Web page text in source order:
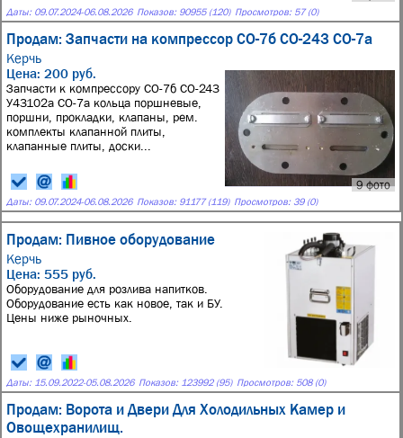
Даты: 09.07.2024-06.08.2026 Показов: 90955 (120) Просмотров: 57 (0)
Продам: Запчасти на компрессор СО-7б СО-243 СО-7а
Керчь
9 фото
Цена: 200 руб.
Запчасти к компрессору СО-7б СО-243
У43102а СО-7а кольца поршневые,
поршни, прокладки, клапаны, рем.
комплекты клапанной плиты,
клапанные плиты, доски...
Даты: 09.07.2024-06.08.2026 Показов: 91177 (119) Просмотров: 39 (0)
Продам: Пивное оборудование
Керчь
Цена: 555 руб.
Оборудование для розлива напитков.
Оборудование есть как новое, так и БУ.
Цены ниже рыночных.
Даты: 15.09.2022-05.08.2026 Показов: 123992 (95) Просмотров: 508 (0)
Продам: Ворота и Двери Для Холодильных Камер и
Овощехранилищ.